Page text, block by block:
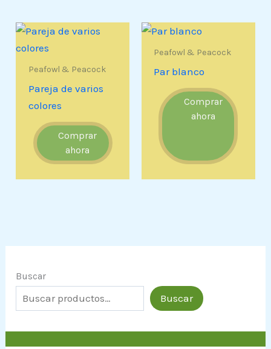
Buscar
Buscar
Peafowl & Peacock
Pareja de varios
colores
Comprar
ahora
Peafowl & Peacock
Par blanco
Comprar
ahora